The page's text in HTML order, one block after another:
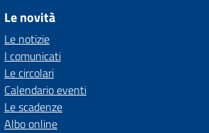
Le novità
Le notizie
I comunicati
Le circolari
Calendario eventi
Le scadenze
Albo online